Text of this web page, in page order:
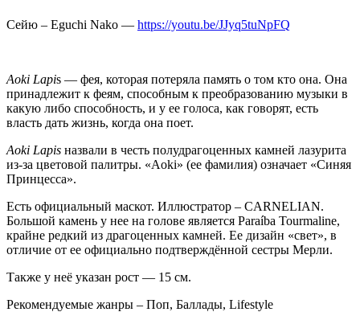
Сейю – Eguchi Nako — https://youtu.be/JJyq5tuNpFQ
Aoki Lapis — фея, которая потеряла память о том кто она. Она
принадлежит к феям, способным к преобразованию музыки в
какую либо способность, и у ее голоса, как говорят, есть
власть дать жизнь, когда она поет.
Aoki Lapis назвали в честь полудрагоценных камней лазурита
из-за цветовой палитры. «Aoki» (ее фамилия) означает «Синяя
Принцесса».
Есть официальный маскот. Иллюстратор – CARNELIAN.
Большой камень у нее на голове является Paraíba Tourmaline,
крайне редкий из драгоценных камней. Ее дизайн «свет», в
отличие от ее официально подтверждённой сестры Мерли.
Также у неё указан рост — 15 см.
Рекомендуемые жанры – Поп, Баллады, Lifestyle